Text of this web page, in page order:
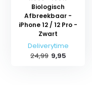
Biologisch
Afbreekbaar -
iPhone 12 / 12 Pro -
Zwart
Deliverytime
24,99 9,95